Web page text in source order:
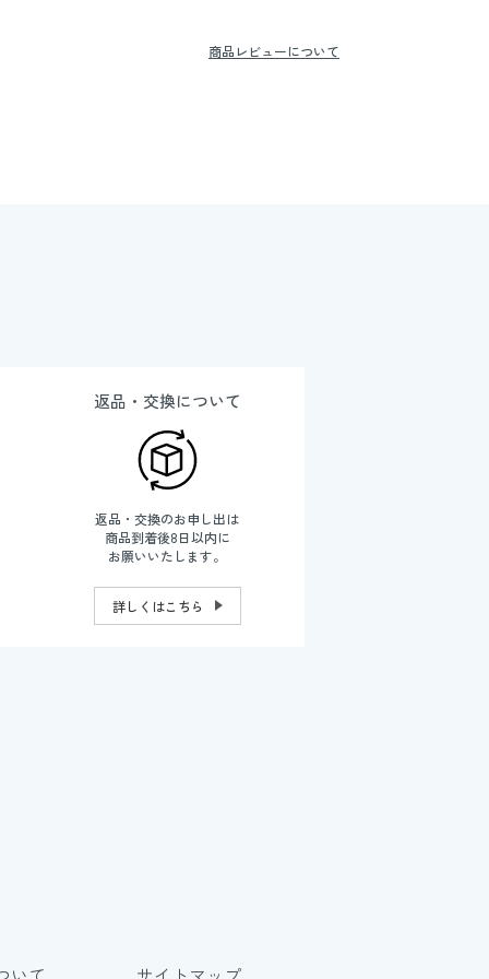
商品レビューについて
返品・交換について
返品・交換のお申し出は
商品到着後8日以内に
お願いいたします。
詳しくはこちら